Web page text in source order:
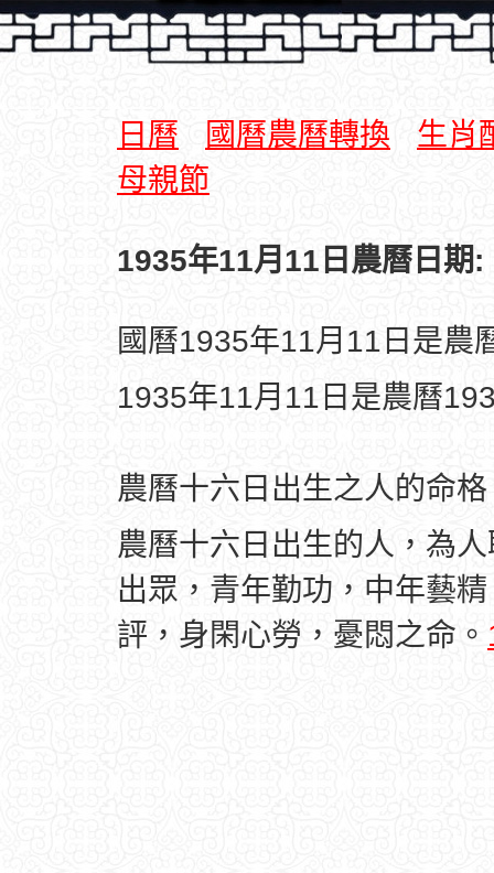
日曆 國曆農曆轉換
生肖
母親節
1935年11月11日農曆日期:
國曆1935年11月11日是農
1935年11月11日是農曆
農曆十六日出生之人的命
農曆十六日出生的人，為
出眾，青年勤功，中年藝
評，身閑心勞，憂悶之命。